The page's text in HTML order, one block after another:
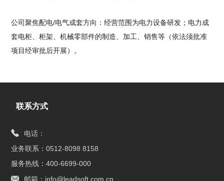
公司聚焦配电/电气成套方向：经营范围为电力设备研发；电力成
套电柜、柜架、机械零部件的制造、加工、销售等（依法须批准
项目经审批后开展）。
联系方式
电话：
业务联系：0512-8098 8158
服务热线：400-6699-000
邮箱：info@leadsoft.com.cn